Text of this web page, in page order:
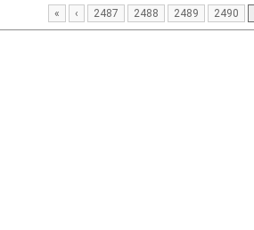
« ‹ 2487 2488 2489 2490